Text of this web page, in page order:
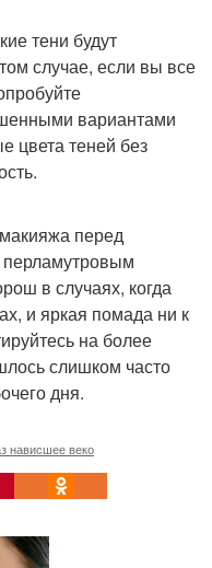
тени будут
случае, если вы все
вариантами
цвета теней без
перед
перламутровым
в случаях, когда
и яркая помада ни к
на более
слишком часто
дня.
нависшее веко